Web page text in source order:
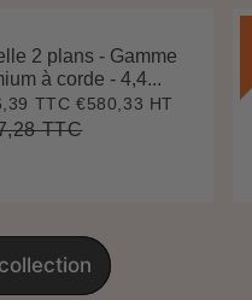
2 plans - Gamme
à corde - 4,4...
TTC €696,39
€580,33 HT
TTC€927,28